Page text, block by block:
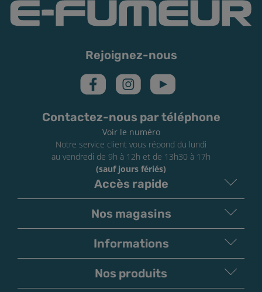
Conseils de conservation et d’utilisation pour
mon e-liquide Le French Liquide
Votre e-liquide doit avant tout être conservé dans un
température ambiante. Pensez à refermer le bouchon
de votre flacon après chaque utilisation. Vérifiez la
DLUO : une fois celle-ci dépassée, le e-liquide restera
bon et pourra se vapoter sans danger, il perdra
simplement petit à petit en saveurs.
Rejoignez-nous
Contactez-nous par téléphone
Voir le numéro
Notre service client vous répond du lundi
au vendredi de 9h à 12h et de 13h30 à 17h
(sauf jours fériés)
Accès rapide
Nos magasins
Informations
Nos produits